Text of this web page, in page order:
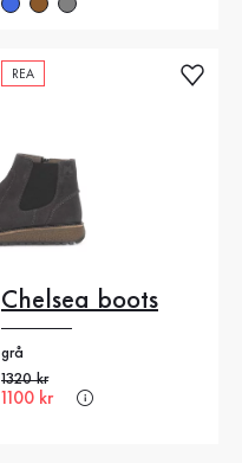
REA
Chelsea boots
grå
Gammalt pris
1320 kr
Nytt pris
1100 kr